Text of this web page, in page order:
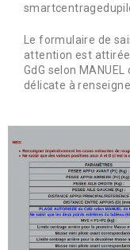
Le formulaire de
attention est attirée
GdG selon
délicate à